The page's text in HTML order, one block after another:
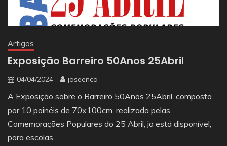
Artigos
Exposição Barreiro 50Anos 25Abril
04/04/2024 joseenca
A Exposição sobre o Barreiro 50Anos 25Abril, composta
por 10 painéis de 70x100cm, realizada pelas
Comemorações Populares do 25 Abril, ja está disponível,
para escolas